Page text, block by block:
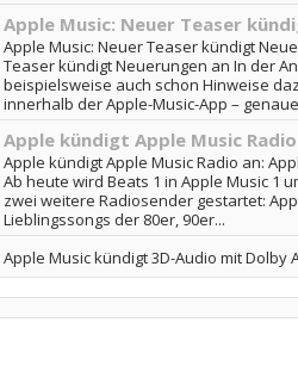
Apple Music: Neuer Teaser
Apple Music: Neuer Teaser kündigt
Teaser kündigt Neuerungen an In der
beispielsweise auch schon Hinweise
innerhalb der Apple-Music-App –
Apple kündigt Apple Music
Apple kündigt Apple Music Radio an:
Ab heute wird Beats 1 in Apple Music 1
zwei weitere Radiosender gestartet:
Lieblingssongs der 80er, 90er...
Apple Music kündigt 3D-Audio mit